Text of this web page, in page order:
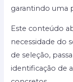
garantindo uma
Este conteúdo
necessidade do
de seleção,
identificação de